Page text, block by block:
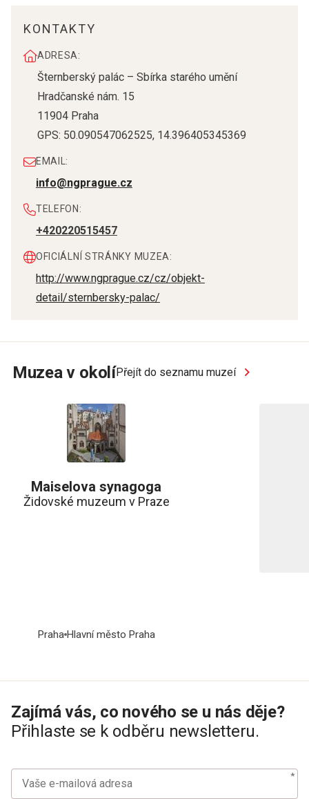
KONTAKTY
ADRESA:
Šternberský palác – Sbírka starého umění
Hradčanské nám. 15
11904 Praha
GPS: 50.090547062525, 14.396405345369
EMAIL:
info@ngprague.cz
TELEFON:
+420220515457
OFICIÁLNÍ STRÁNKY MUZEA:
http://www.ngprague.cz/cz/objekt-
detail/sternbersky-palac/
Muzea v okolíPřejít do seznamu muzeí
Maiselova synagoga
Židovské muzeum v Praze
Praha Hlavní město Praha
Zajímá vás, co nového se u nás děje?
Přihlaste se k odběru newsletteru.